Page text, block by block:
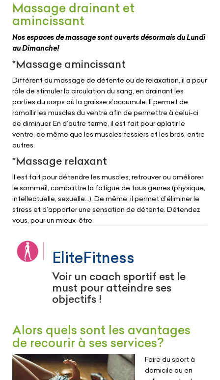
Massage drainant et
amincissant
Nos espaces de massage sont ouverts désormais du Lundi
au Dimanche!
*Massage amincissant
Différent du massage de détente ou de relaxation, il a pour
rôle de stimuler la circulation du sang, en drainant les
parties du corps où la graisse s’accumule. Il permet de
ramollir les muscles du ventre afin de permettre à celui-ci
de diminuer. En d’autre terme, il est fait pour aplatir le
ventre, de même que les muscles fessiers et les bras, entre
autres.
*Massage relaxant
Il est fait pour détendre les muscles, retrouver ou améliorer
le sommeil, combattre la fatigue de tous genres (physique,
intellectuelle, sexuelle…). De même, il permet d’éliminer le
stress et d’apporter une sensation de détente. Détendez
vous, pour un mieux-être.
EliteFitness
Voir un coach sportif est le
must pour atteindre ses
objectifs !
Alors quels sont les avantages
de recourir à ses services?
Faire du sport à
domicile ou en